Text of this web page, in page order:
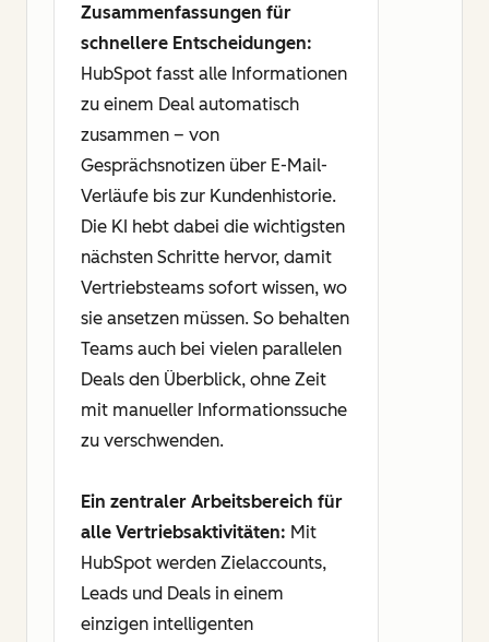
Zusammenfassungen für
schnellere Entscheidungen:
HubSpot fasst alle Informationen
zu einem Deal automatisch
zusammen – von
Gesprächsnotizen über E-Mail-
Verläufe bis zur Kundenhistorie.
Die KI hebt dabei die wichtigsten
nächsten Schritte hervor, damit
Vertriebsteams sofort wissen, wo
sie ansetzen müssen. So behalten
Teams auch bei vielen parallelen
Deals den Überblick, ohne Zeit
mit manueller Informationssuche
zu verschwenden.
Ein zentraler Arbeitsbereich für
alle Vertriebsaktivitäten: Mit
HubSpot werden Zielaccounts,
Leads und Deals in einem
einzigen intelligenten